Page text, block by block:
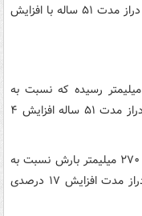
بررسی‌ها نشان می‌دهد که بارش‌ها نسبت به دراز مدت ۵۱ ساله با افزایش
در حوضه آبریز خزر ارتفاع بارش‌ها به ۲۱۷ میلیمتر رسیده که نسبت به
سال گذشته کاهش ۲۶ درصدی و نسبت به دراز مدت ۵۱ ساله افزایش ۴
حوضه‌های آبریز خلیج فارس و دریای عمان با ۲۷۰ میلیمتر بارش نسبت به
سال گذشته کاهش ۱۹ درصدی و نسبت به دراز مدت افزایش ۱۷ درصدی